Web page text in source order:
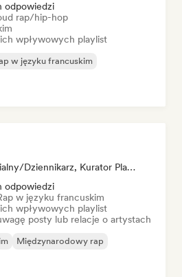
odpowiedzi
rap/hip-hop
wpływowych playlist
w języku francuskim
Serwis Medialny/Dziennikarz, Kurator Playlisty
odpowiedzi
w języku francuskim
wpływowych playlist
posty lub relacje o artystach
Międzynarodowy rap